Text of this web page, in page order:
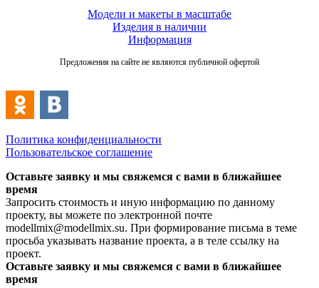
Модели и макеты в масштабе
Изделия в наличии
Информация
Предложения на сайте не являются публичной офертой
Политика конфиденциальности
Пользовательское соглашение
Оставьте заявку и мы свяжемся с вами в ближайшее
время
Запросить стоимость и иную информацию по данному
проекту, вы можете по электронной почте
modellmix@modellmix.su. При формирование письма в теме
просьба указывать название проекта, а в теле ссылку на
проект.
Оставьте заявку и мы свяжемся с вами в ближайшее
время